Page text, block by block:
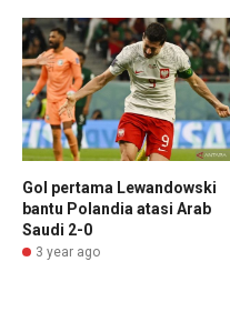
Gol pertama Lewandowski
bantu Polandia atasi Arab
Saudi 2-0
3 year ago